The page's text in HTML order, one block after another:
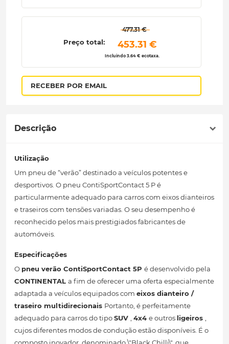
Preço total:
477.31 €
453.31 €
Incluindo 3.64 € ecotaxa.
RECEBER POR EMAIL
Descrição
Utilização
Um pneu de “verão” destinado a veículos potentes e
desportivos. O pneu ContiSportContact 5 P é
particularmente adequado para carros com eixos dianteiros
e traseiros com tensões variadas. O seu desempenho é
reconhecido pelos mais prestigiados fabricantes de
automóveis.
Especificações
O pneu verão ContiSportContact 5P é desenvolvido pela
CONTINENTAL a fim de oferecer uma oferta especialmente
adaptada a veículos equipados com eixos dianteiro /
traseiro multidirecionais Portanto, é perfeitamente
adequado para carros do tipoSUV , 4x4 e outros ligeiros ,
cujos diferentes modos de condução estão disponíveis. É o